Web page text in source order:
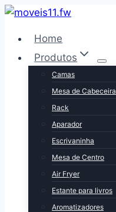
Pular
Conteúdo
Home
Produtos
Camas
Mesa de Cabeceira
Rack
Aparador
Escrivaninha
Mesa de Centro
Air Fryer
Estante para livros
Aromatizadores